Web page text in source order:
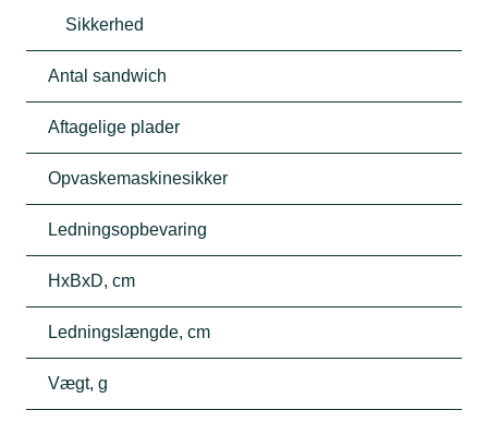
Sikkerhed
Antal sandwich
Aftagelige plader
Opvaskemaskinesikker
Ledningsopbevaring
HxBxD, cm
Ledningslængde, cm
Vægt, g